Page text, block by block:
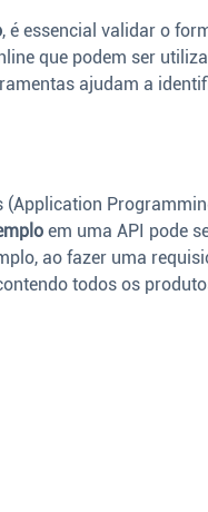
, é essencial validar o
que podem ser
ajudam a
(Application
em uma API pode
ao fazer uma
todos os